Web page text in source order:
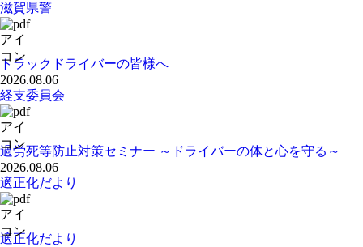
滋賀県警
トラックドライバーの皆様へ
2026.08.06
経支委員会
過労死等防止対策セミナー ～ドライバーの体と心を守る～
2026.08.06
適正化だより
適正化だより